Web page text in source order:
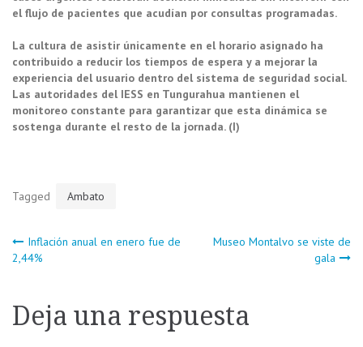
el flujo de pacientes que acudían por consultas programadas.
La cultura de asistir únicamente en el horario asignado ha
contribuido a reducir los tiempos de espera y a mejorar la
experiencia del usuario dentro del sistema de seguridad social.
Las autoridades del IESS en Tungurahua mantienen el
monitoreo constante para garantizar que esta dinámica se
sostenga durante el resto de la jornada. (I)
Tagged Ambato
Navegación
entradas
Inflación anual en enero fue de
2,44%
Museo Montalvo se viste de
gala
Deja una respuesta